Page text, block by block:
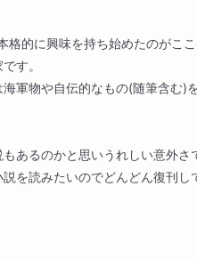
格的に興味を持ち始めたのがこ
す。
物や自伝的なもの(随筆含む)
あるのかと思いうれしい意外さ
を読みたいのでどんどん復刊し